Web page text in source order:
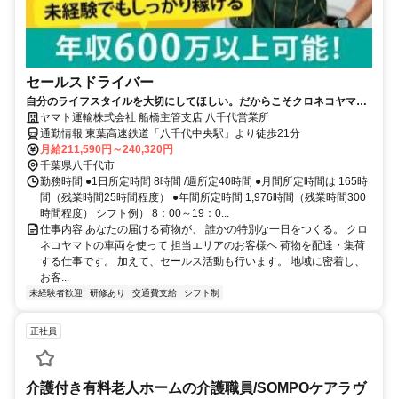
セールスドライバー
自分のライフスタイルを大切にしてほしい。だからこそクロネコヤマト
は収入も休日も充実
ヤマト運輸株式会社 船橋主管支店 八千代営業所
通勤情報 東葉高速鉄道「八千代中央駅」より徒歩21分
月給211,590円～240,320円
千葉県八千代市
勤務時間 ●1日所定時間 8時間 /週所定40時間 ●月間所定時間は 165時
間（残業時間25時間程度） ●年間所定時間 1,976時間（残業時間300
時間程度） シフト例） 8：00～19：0...
仕事内容 あなたの届ける荷物が、 誰かの特別な一日をつくる。 クロ
ネコヤマトの車両を使って 担当エリアのお客様へ 荷物を配達・集荷
する仕事です。 加えて、セールス活動も行います。 地域に密着し、
お客...
未経験者歓迎 研修あり 交通費支給 シフト制
正社員
介護付き有料老人ホームの介護職員/SOMPOケアラヴ